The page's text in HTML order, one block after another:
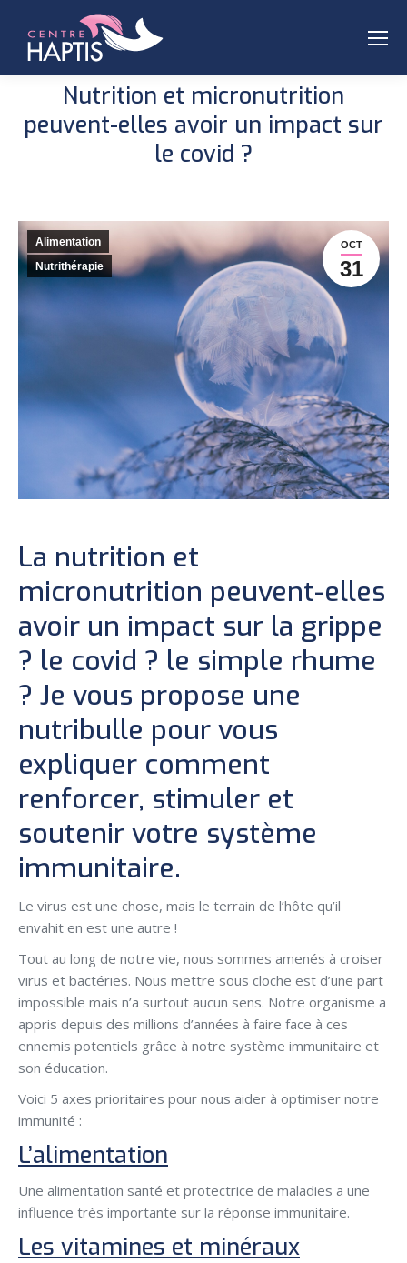
Nutrition et micronutrition
peuvent-elles avoir un impact sur
le covid ?
OCT
31
Alimentation
Nutrithérapie
La nutrition et
micronutrition peuvent-elles
avoir un impact sur la grippe
? le covid ? le simple rhume
? Je vous propose une
nutribulle pour vous
expliquer comment
renforcer, stimuler et
soutenir votre système
immunitaire.
Le virus est une chose, mais le terrain de l’hôte qu’il
envahit en est une autre !
Tout au long de notre vie, nous sommes amenés à croiser
virus et bactéries. Nous mettre sous cloche est d’une part
impossible mais n’a surtout aucun sens. Notre organisme a
appris depuis des millions d’années à faire face à ces
ennemis potentiels grâce à notre système immunitaire et
son éducation.
Voici 5 axes prioritaires pour nous aider à optimiser notre
immunité :
L’alimentation
Une alimentation santé et protectrice de maladies a une
influence très importante sur la réponse immunitaire.
Les vitamines et minéraux